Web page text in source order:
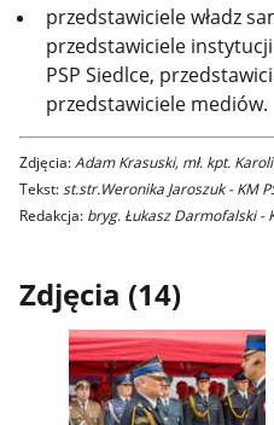
przedstawiciele władz
przedstawiciele
PSP Siedlce,
przedstawiciele mediów.
Zdjęcia:Adam Krasuski, mł. kpt.
Tekst:st.str.Weronika Jaroszuk - KM
Redakcja: bryg. Łukasz Darmofalski -
Zdjęcia (14)